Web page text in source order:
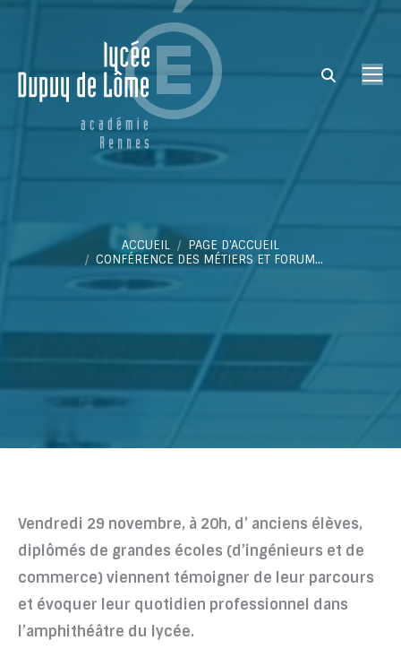
Search:
Vous êtes ici : ACCUEIL
PAGE D'ACCUEIL
CONFÉRENCE DES MÉTIERS ET FORUM…
Vendredi 29 novembre, à 20h, d’ anciens élèves,
diplômés de grandes écoles (d’ingénieurs et de
commerce) viennent témoigner de leur parcours
et évoquer leur quotidien professionnel dans
l’amphithéâtre du lycée.